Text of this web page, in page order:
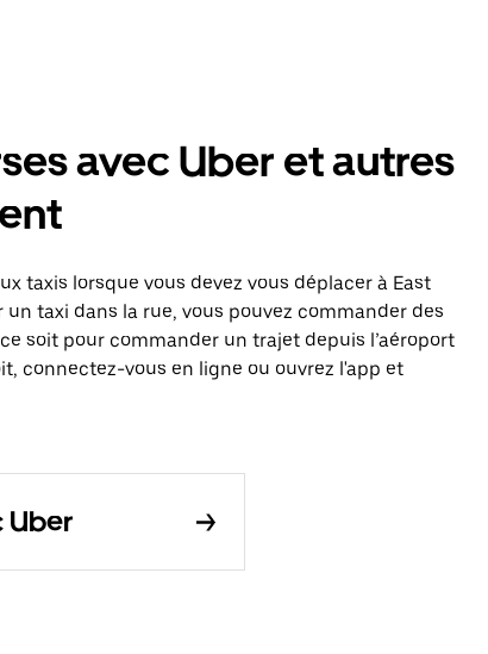
avec Uber et autres
taxis lorsque vous devez vous déplacer à East
taxi dans la rue, vous pouvez commander des
soit pour commander un trajet depuis l’aéroport
connectez-vous en ligne ou ouvrez l'app et
Uber